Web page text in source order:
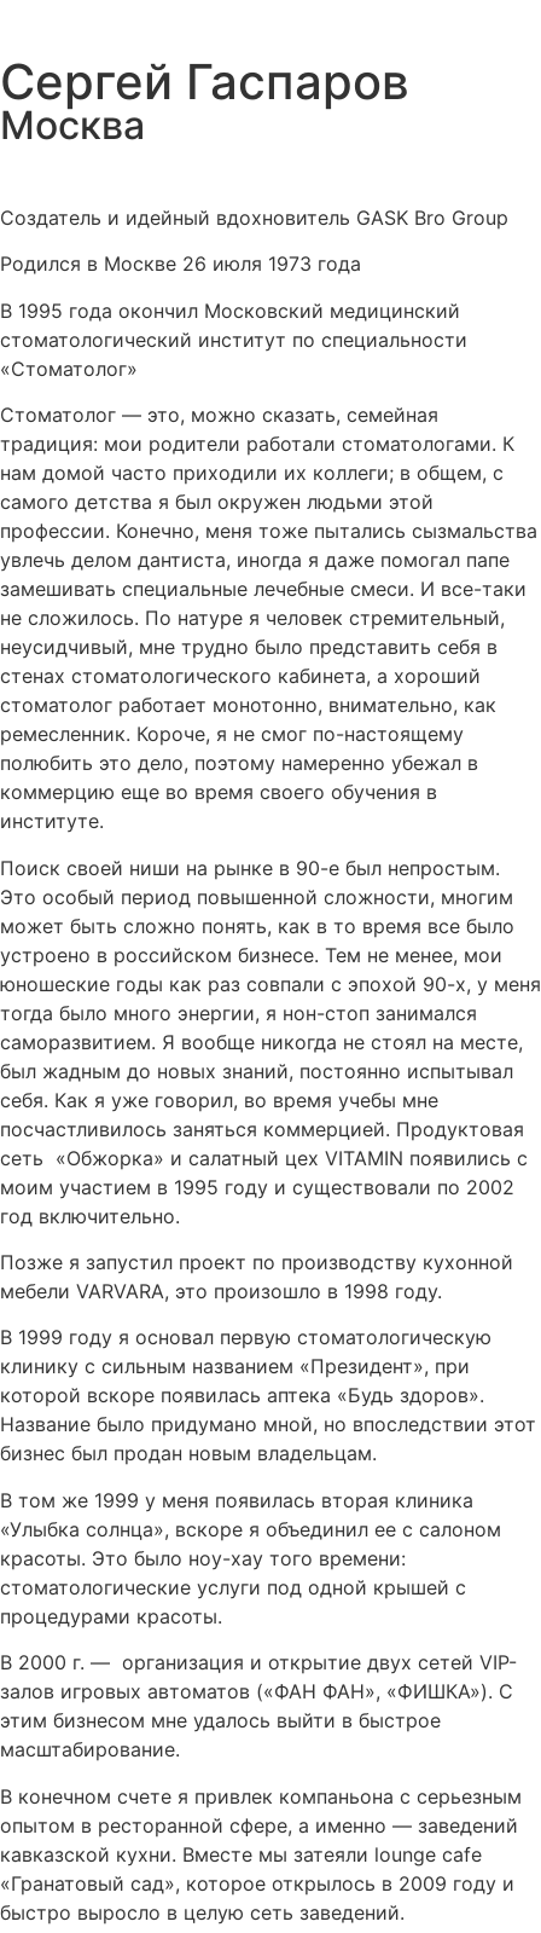
Сергей Гаспаров
Москва
Создатель и идейный вдохновитель GASK Bro Group
Родился в Москве 26 июля 1973 года
В 1995 года окончил Московский медицинский
стоматологический институт по специальности
«Стоматолог»
Стоматолог — это, можно сказать, семейная
традиция: мои родители работали стоматологами. К
нам домой часто приходили их коллеги; в общем, с
самого детства я был окружен людьми этой
профессии. Конечно, меня тоже пытались сызмальства
увлечь делом дантиста, иногда я даже помогал папе
замешивать специальные лечебные смеси. И все-таки
не сложилось. По натуре я человек стремительный,
неусидчивый, мне трудно было представить себя в
стенах стоматологического кабинета, а хороший
стоматолог работает монотонно, внимательно, как
ремесленник. Короче, я не смог по-настоящему
полюбить это дело, поэтому намеренно убежал в
коммерцию еще во время своего обучения в
институте.
Поиск своей ниши на рынке в 90-е был непростым.
Это особый период повышенной сложности, многим
может быть сложно понять, как в то время все было
устроено в российском бизнесе. Тем не менее, мои
юношеские годы как раз совпали с эпохой 90-х, у меня
тогда было много энергии, я нон-стоп занимался
саморазвитием. Я вообще никогда не стоял на месте,
был жадным до новых знаний, постоянно испытывал
себя. Как я уже говорил, во время учебы мне
посчастливилось заняться коммерцией. Продуктовая
сеть «Обжорка» и салатный цех VITAMIN появились с
моим участием в 1995 году и существовали по 2002
год включительно.
Позже я запустил проект по производству кухонной
мебели VARVARA, это произошло в 1998 году.
В 1999 году я основал первую стоматологическую
клинику с сильным названием «Президент», при
которой вскоре появилась аптека «Будь здоров».
Название было придумано мной, но впоследствии этот
бизнес был продан новым владельцам.
В том же 1999 у меня появилась вторая клиника
«Улыбка солнца», вскоре я объединил ее с салоном
красоты. Это было ноу-хау того времени:
стоматологические услуги под одной крышей с
процедурами красоты.
В 2000 г. — организация и открытие двух сетей VIP-
залов игровых автоматов («ФАН ФАН», «ФИШКА»). С
этим бизнесом мне удалось выйти в быстрое
масштабирование.
В конечном счете я привлек компаньона с серьезным
опытом в ресторанной сфере, а именно — заведений
кавказской кухни. Вместе мы затеяли lounge cafe
«Гранатовый сад», которое открылось в 2009 году и
быстро выросло в целую сеть заведений.